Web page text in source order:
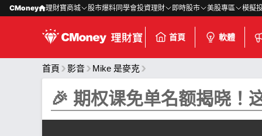
CMoney 理財寶商城 股市爆料同學會投資理財 即時股市 美股專區 模擬
首頁 軟體
首頁 影音 Mike 是麥克
🎉 期权课免单名额揭晓！